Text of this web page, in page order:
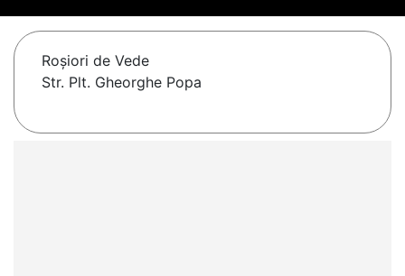
Roşiori de Vede
Str. Plt. Gheorghe Popa